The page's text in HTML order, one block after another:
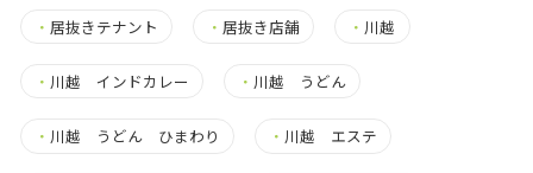
・ 居抜きテナント ・ 居抜き店舗 ・ 川越
・ 川越 インドカレー ・ 川越 うどん
・ 川越 うどん ひまわり ・ 川越 エステ